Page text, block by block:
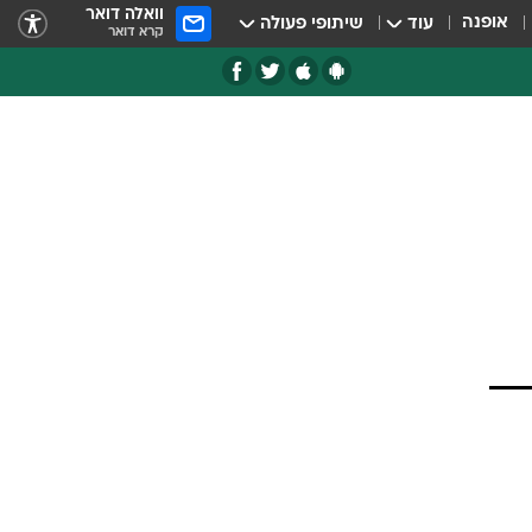
אופנה עוד שיתופי פעולה וואלה דואר
קרא דואר